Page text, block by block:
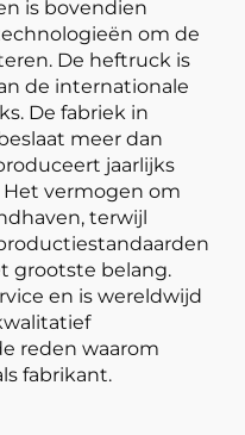
is bovendien
om de
De heftruck is
de internationale
De fabriek in
meer dan
jaarlijks
Het vermogen om
terwijl
grootste belang.
en is wereldwijd
reden waarom
fabrikant.